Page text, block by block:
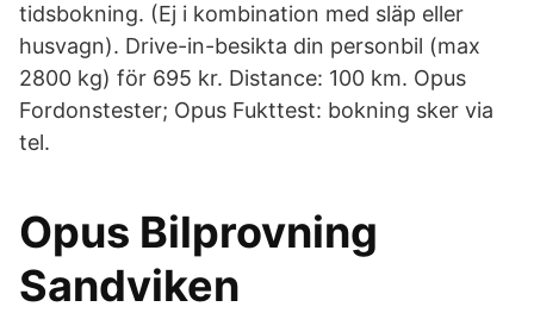
tidsbokning. (Ej i kombination med släp eller
husvagn). Drive-in-besikta din personbil (max
2800 kg) för 695 kr. Distance: 100 km. Opus
Fordonstester; Opus Fukttest: bokning sker via
tel.
Opus Bilprovning
Sandviken